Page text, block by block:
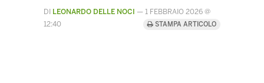
DI LEONARDO DELLE NOCI — 1 FEBBRAIO 2026 @
12:40
STAMPA ARTICOLO